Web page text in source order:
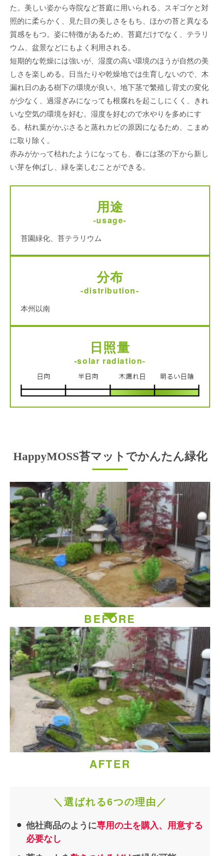
た。美しい姿から寺院など苔庭に用いられる。スギゴケと対
照的に柔らかく、見た目の美しさをもち、ほかの苔と異なる
質感をもつ。姿に特徴があるため、苔庭だけでなく、テラリ
ウム、盆景などにもよく利用される。
短期的な乾燥には強いが、湿度の高い環境のほうが自然の美
しさを楽しめる。日当たりや乾燥地では生育しないので、木
漏れ日のある樹下の環境が良い。地下茎で繁殖し背丈の変化
が少なく、過湿ぎみになっても根腐れを起こしにくく、きれ
いな空気の環境を好む。湿度を好むので水やりを多めにす
る。枯れ葉がかぶさると蒸れカビの原因になるため、こまめ
に取り除く。
赤みがかって枯れたようになっても、春には茎の下から新し
い芽を伸ばし、緑を楽しむことができる。
用途
-usage-
苔園緑化、苔テラリウム
分布
-distribution-
本州以南
日照量
-solar radiation-
HappyMOSS苔マットでかんたん緑化
BEFORE
AFTER
＼選ばれる6つの理由／
他社商品のように専用の土を購入、用意する
必要なし